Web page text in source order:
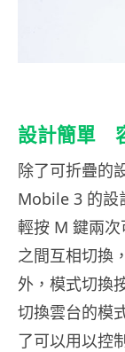
設計簡單
除了可折疊的
Mobile 3 的設
輕按 M 鍵兩
之間互相切換
外，模式切換
切換雲台的模
了可以用以控